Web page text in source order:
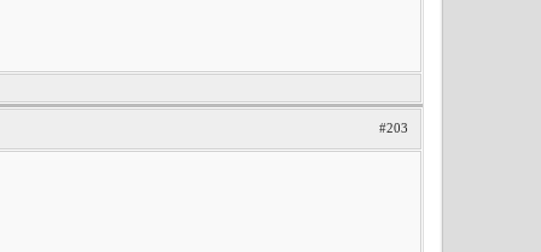
#203